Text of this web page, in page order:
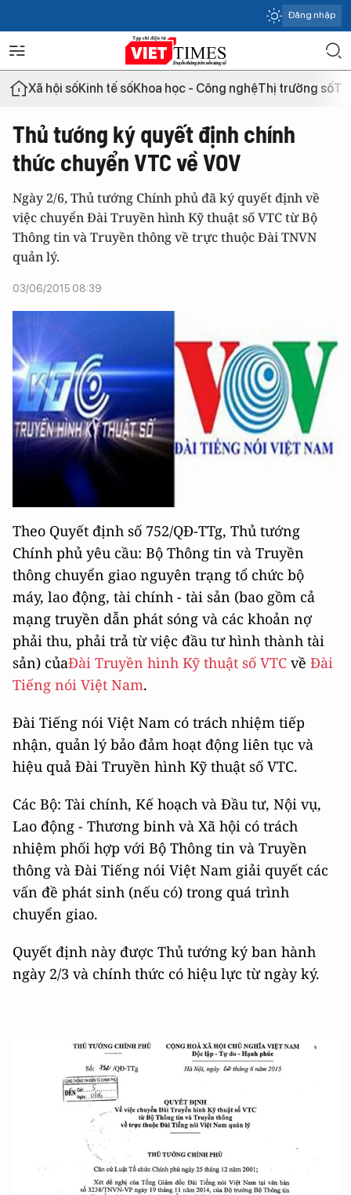
Đăng nhập
Xã hội sốKinh tế sốKhoa học - Công nghệThị trường số
Thủ tướng ký quyết định chính
thức chuyển VTC về VOV
Ngày 2/6, Thủ tướng Chính phủ đã ký quyết định về
việc chuyển Đài Truyền hình Kỹ thuật số VTC từ Bộ
Thông tin và Truyền thông về trực thuộc Đài TNVN
quản lý.
03/06/2015 08:39
Theo Quyết định số 752/QĐ-TTg, Thủ tướng
Chính phủ yêu cầu: Bộ Thông tin và Truyền
thông chuyển giao nguyên trạng tổ chức bộ
máy, lao động, tài chính - tài sản (bao gồm cả
mạng truyền dẫn phát sóng và các khoản nợ
phải thu, phải trả từ việc đầu tư hình thành tài
sản) củaĐài Truyền hình Kỹ thuật số VTC về Đài
Tiếng nói Việt Nam.
Đài Tiếng nói Việt Nam có trách nhiệm tiếp
nhận, quản lý bảo đảm hoạt động liên tục và
hiệu quả Đài Truyền hình Kỹ thuật số VTC.
Các Bộ: Tài chính, Kế hoạch và Đầu tư, Nội vụ,
Lao động - Thương binh và Xã hội có trách
nhiệm phối hợp với Bộ Thông tin và Truyền
thông và Đài Tiếng nói Việt Nam giải quyết các
vấn đề phát sinh (nếu có) trong quá trình
chuyển giao.
Quyết định này được Thủ tướng ký ban hành
ngày 2/3 và chính thức có hiệu lực từ ngày ký.